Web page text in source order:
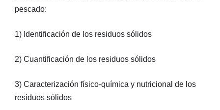
pescado:
1) Identificación de los residuos sólidos
2) Cuantificación de los residuos sólidos
3) Caracterización físico-química y nutricional de los
residuos sólidos